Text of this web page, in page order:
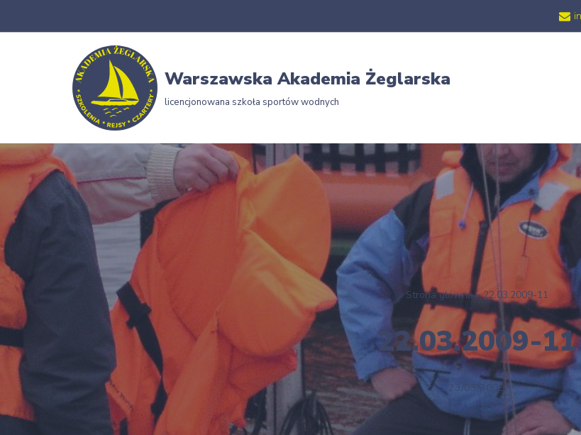
Warszawska Akademia Żeglarska
licencjonowana szkoła sportów wodnych
Strona główna»22.03.2009-11
22.03.2009-11
23/03/2009